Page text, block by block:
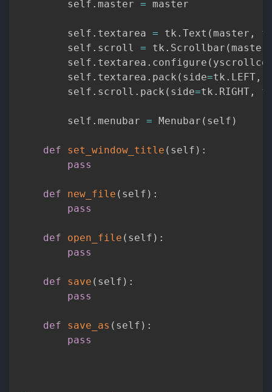
        self
. master = master
        self
. textarea = tk . Text ( master ,
        self
. scroll = tk . Scrollbar ( master
        self
. textarea . configure (
        self
. textarea . pack ( side=tk . LEFT ,
        self
. scroll . pack ( side=tk . RIGHT ,
        self
. menubar = Menubar ( self )
def set_window_title ( self ) :
pass
def new_file ( self ) :
pass
def open_file ( self ) :
pass
def save ( self ) :
pass
def save_as ( self ) :
pass